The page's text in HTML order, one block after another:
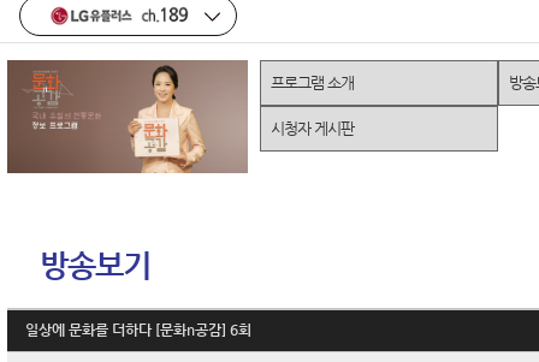
방송보기
일상에 문화를 더하다 [문화n공감] 6회
프로그램 소개 방
시청자 게시판